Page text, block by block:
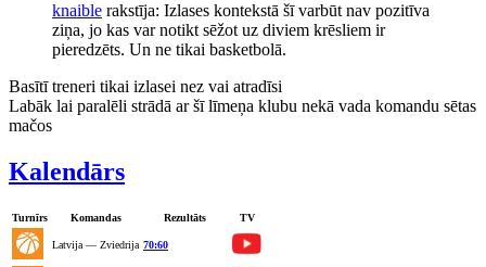
knaible rakstīja: Izlases kontekstā šī varbūt nav pozitīva
ziņa, jo kas var notikt sēžot uz diviem krēsliem ir
pieredzēts. Un ne tikai basketbolā.
Basītī treneri tikai izlasei nez vai atradīsi
Labāk lai paralēli strādā ar šī līmeņa klubu nekā vada komandu sētas
mačos
Kalendārs
Turnīrs Komandas Rezultāts TV
Latvija — Zviedrija 70:60